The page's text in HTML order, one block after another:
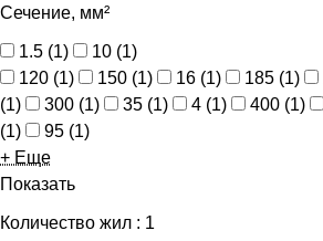
Сечение, мм²
1.5 (1) 10 (1)
120 (1) 150 (1) 16 (1) 185 (1)
(1) 300 (1) 35 (1) 4 (1) 400 (1)
(1) 95 (1)
+ Еще
Показать
Количество жил : 1